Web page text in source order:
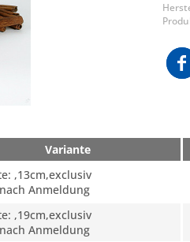
Variante
,13cm,exclusiv
Anmeldung
,19cm,exclusiv
Anmeldung